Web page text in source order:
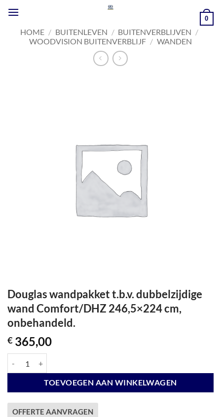
naar
inhoud
0
HOME / BUITENLEVEN / BUITENVERBLIJVEN /
WOODVISION BUITENVERBLIJF / WANDEN
Douglas wandpakket t.b.v. dubbelzijdige
wand Comfort/DHZ 246,5×224 cm,
onbehandeld.
€ 365,00
TOEVOEGEN AAN WINKELWAGEN
OFFERTE AANVRAGEN